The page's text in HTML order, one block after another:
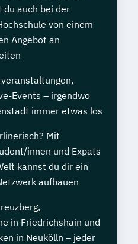
auch bei der
von einem
Angebot an
Events – irgendwo
immer etwas los
Mit
innen und Expats
kannst du dir ein
aufbauen
in Friedrichshain und
in Neukölln – jeder